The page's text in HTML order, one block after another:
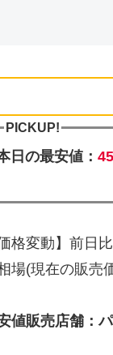
PICKUP!
日の最安値：
価格変動】前日
相場(現在の販
値販売店舗：